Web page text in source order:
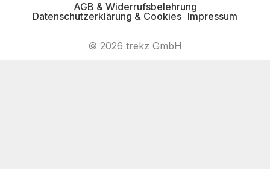
AGB & Widerrufsbelehrung
Datenschutzerklärung & Cookies Impressum
© 2026 trekz GmbH